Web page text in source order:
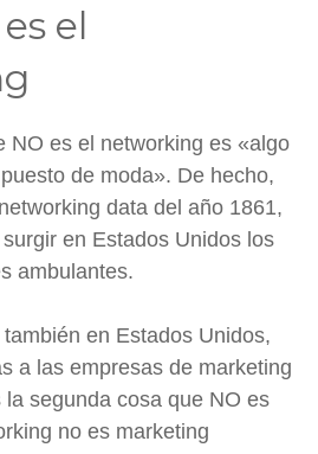
el
NO es el networking es «algo
de moda». De hecho,
data del año 1861,
en Estados Unidos los
ambulantes.
en Estados Unidos,
a las empresas de marketing
segunda cosa que NO es
no es marketing